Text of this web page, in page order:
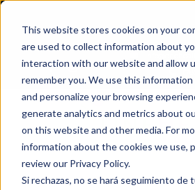
This website stores cookies on your
are used to collect information about
interaction with our website and allow
remember you. We use this
and personalize your browsing
generate analytics and metrics about
on this website and other media. For
information about the cookies we use,
review our Privacy Policy.
Si rechazas, no se hará seguimiento de